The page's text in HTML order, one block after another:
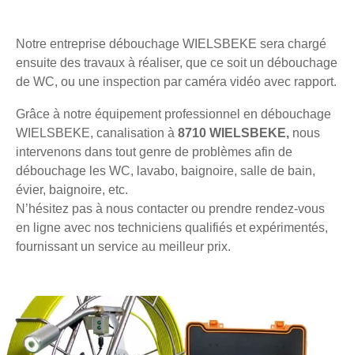
Notre entreprise débouchage WIELSBEKE sera chargé
ensuite des travaux à réaliser, que ce soit un débouchage
de WC, ou une inspection par caméra vidéo avec rapport.
Grâce à notre équipement professionnel en débouchage
WIELSBEKE, canalisation à 8710 WIELSBEKE, nous
intervenons dans tout genre de problèmes afin de
débouchage les WC, lavabo, baignoire, salle de bain,
évier, baignoire, etc.
N’hésitez pas à nous contacter ou prendre rendez-vous
en ligne avec nos techniciens qualifiés et expérimentés,
fournissant un service au meilleur prix.